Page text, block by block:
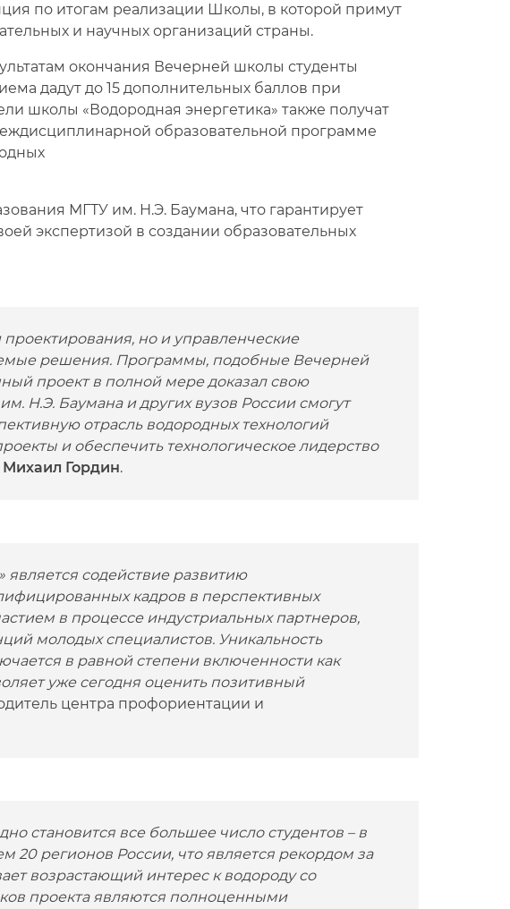
по итогам реализации Школы, в которой примут
и научных организаций страны.
окончания Вечерней школы студенты
дадут до 15 дополнительных баллов при
школы «Водородная энергетика» также получат
образовательной программе
МГТУ им. Н.Э. Баумана, что гарантирует
экспертизой в создании образовательных
но и управленческие
решения. Программы, подобные Вечерней
проект в полной мере доказал свою
Н.Э. Баумана и других вузов России смогут
отрасль водородных технологий
и обеспечить технологическое лидерство
Михаил Гордин.
является содействие развитию
кадров в перспективных
в процессе индустриальных партнеров,
молодых специалистов. Уникальность
в равной степени включенности как
уже сегодня оценить позитивный
центра профориентации и
становится все большее число студентов – в
регионов России, что является рекордом за
возрастающий интерес к водороду со
проекта являются полноценными